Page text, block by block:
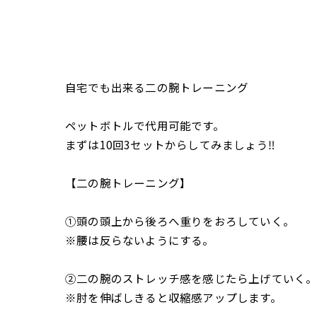
自宅でも出来る二の腕トレーニング
ペットボトルで代用可能です。
まずは10回3セットからしてみましょう‼️
【二の腕トレーニング】
①頭の頭上から後ろへ重りをおろしていく。
※腰は反らないようにする。
②二の腕のストレッチ感を感じたら上げていく。
※肘を伸ばしきると収縮感アップします。